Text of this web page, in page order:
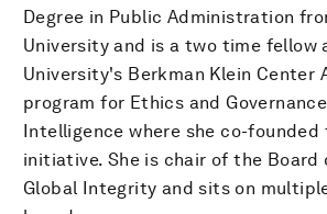
Degree in Public Administration
University and is a two time fellow
University's Berkman Klein Center
program for Ethics and
Intelligence where she co-
initiative. She is chair of the
Global Integrity and sits on